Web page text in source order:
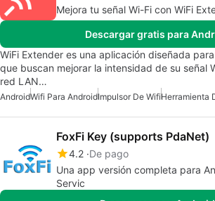
Mejora tu señal Wi-Fi con WiFi
Descargar gratis para
WiFi Extender es una aplicación diseñada
que buscan mejorar la intensidad de su señal
red LAN…
AndroidWifi Para AndroidImpulsor De WifiHerramienta
FoxFi Key (supports PdaNet)
4.2 De pago
Una app versión completa para
Servic